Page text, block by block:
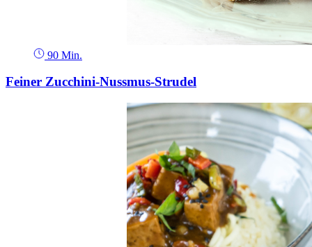
90 Min.
Feiner Zucchini-Nussmus-Strudel